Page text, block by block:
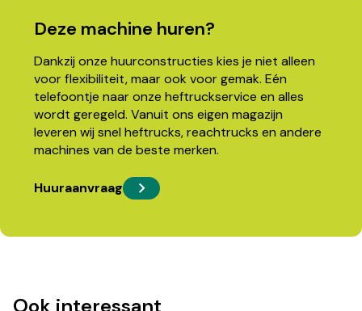
Deze machine huren?
Dankzij onze huurconstructies kies je niet alleen
voor flexibiliteit, maar ook voor gemak. Eén
telefoontje naar onze heftruckservice en alles
wordt geregeld. Vanuit ons eigen magazijn
leveren wij snel heftrucks, reachtrucks en andere
machines van de beste merken.
Huuraanvraag
Ook interessant